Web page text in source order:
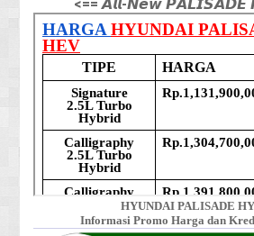
<== 𝘼𝙡𝙡-𝙉𝙚𝙬 𝙋𝘼𝙇𝙄𝙎𝘼𝘿𝙀
HYUNDAI PALISADE
Informasi Promo Harga dan